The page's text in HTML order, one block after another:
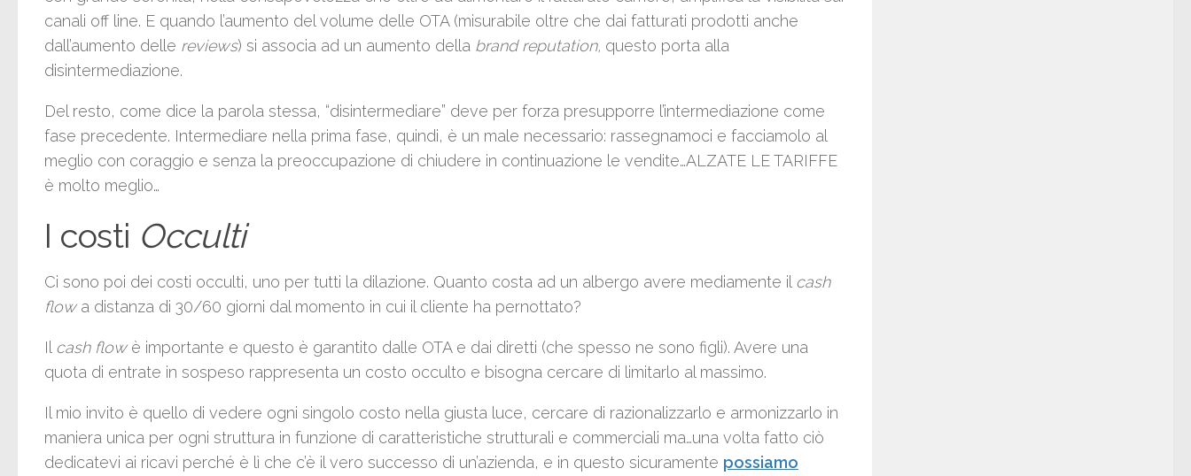
canali off line. E quando l’aumento del volume delle OTA (misurabile oltre che dai fatturati prodotti anche
dall’aumento delle reviews) si associa ad un aumento della brand reputation, questo porta alla
disintermediazione.
Del resto, come dice la parola stessa, “disintermediare” deve per forza presupporre l’intermediazione come
fase precedente. Intermediare nella prima fase, quindi, è un male necessario: rassegnamoci e facciamolo al
meglio con coraggio e senza la preoccupazione di chiudere in continuazione le vendite…ALZATE LE TARIFFE
è molto meglio…
I costi Occulti
Ci sono poi dei costi occulti, uno per tutti la dilazione. Quanto costa ad un albergo avere mediamente il cash
flowa distanza di 30/60 giorni dal momento in cui il cliente ha pernottato?
Il cash flowè importante e questo è garantito dalle OTA e dai diretti (che spesso ne sono figli). Avere una
quota di entrate in sospeso rappresenta un costo occulto e bisogna cercare di limitarlo al massimo.
Il mio invito è quello di vedere ogni singolo costo nella giusta luce, cercare di razionalizzarlo e armonizzarlo in
maniera unica per ogni struttura in funzione di caratteristiche strutturali e commerciali ma…una volta fatto ciò
dedicatevi ai ricavi perché è lì che c’è il vero successo di un’azienda, e in questo sicuramente possiamo